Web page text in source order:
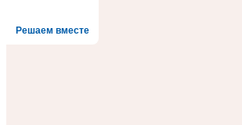
Решаем вместе